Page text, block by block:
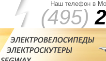
Наш телефон в
(495)